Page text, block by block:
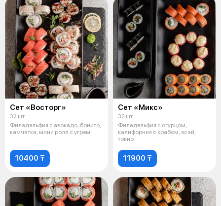
Сет «Восторг»
32 шт
Филадельфия с авокадо, бонито,
камчатка, мини ролл с угрем
10400 ₸
Сет «Микс»
32 шт
Филадельфия с огурцом,
калифорния с крабом, ясай,
токио
11900 ₸